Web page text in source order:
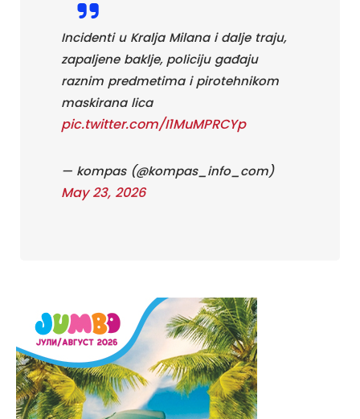
Incidenti u Kralja Milana i dalje traju,
zapaljene baklje, policiju gađaju
raznim predmetima i pirotehnikom
maskirana lica
pic.twitter.com/I1MuMPRCYp
— kompas (@kompas_info_com)
May 23, 2026